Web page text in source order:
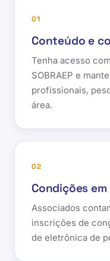
01
Conteúdo e
Tenha acesso
SOBRAEP e
profissionais,
área.
02
Condições
Associados
inscrições de
de eletrônica de